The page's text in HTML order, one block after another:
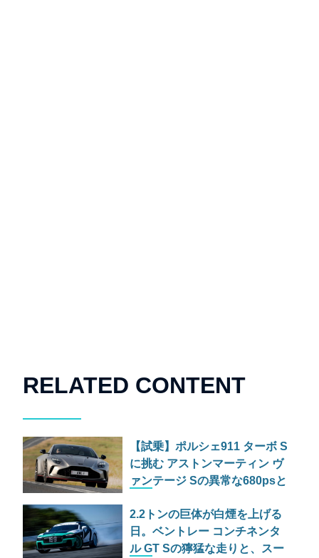
RELATED CONTENT
【試乗】ポルシェ911 ターボ S
に挑む アストンマーティン ヴ
ァンテージ Sの異常な680psと
2.2トンの巨体が白煙を上げる
日。ベントレー コンチネンタ
ル GT Sの獰猛な走りと、スー